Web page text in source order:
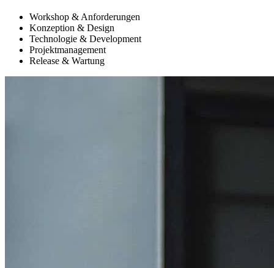
Workshop & Anforderungen
Konzeption & Design
Technologie & Development
Projektmanagement
Release & Wartung